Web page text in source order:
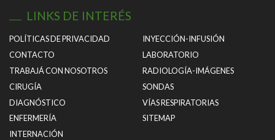
LINKS DE INTERÉS
POLÍTICAS DE PRIVACIDAD
CONTACTO
TRABAJÁ CON NOSOTROS
CIRUGÍA
DIAGNÓSTICO
ENFERMERÍA
INTERNACIÓN
INYECCIÓN-INFUSIÓN
LABORATORIO
RADIOLOGÍA-IMÁGENES
SONDAS
VÍAS RESPIRATORIAS
SITEMAP